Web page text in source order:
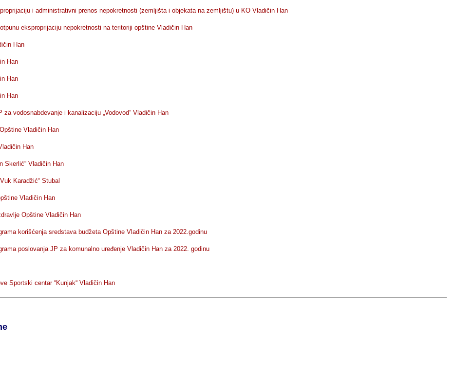
i administrativni prenos nepokretnosti (zemljišta i objekata na zemljištu) u KO Vladičin Han
eksproprijaciju nepokretnosti na teritoriji opštine Vladičin Han
Han
Han
Han
Han
vodosnabdevanje i kanalizaciju „Vodovod“ Vladičin Han
Vladičin Han
Han
Skerlić“ Vladičin Han
Karadžić“ Stubal
Vladičin Han
Opštine Vladičin Han
korišćenja sredstava budžeta Opštine Vladičin Han za 2022.godinu
poslovanja JP za komunalno uređenje Vladičin Han za 2022. godinu
Sportski centar “Kunjak“ Vladičin Han